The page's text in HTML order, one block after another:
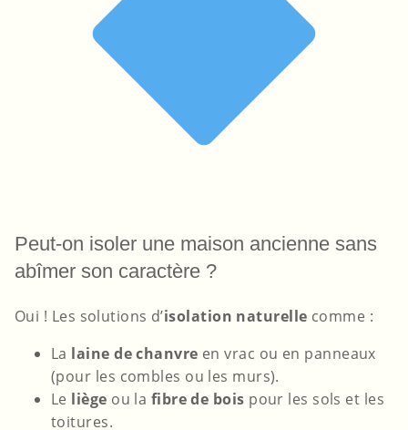
Peut-on isoler une maison ancienne sans
abîmer son caractère ?
Oui ! Les solutions d’isolation naturelle comme :
La laine de chanvre en vrac ou en panneaux
(pour les combles ou les murs).
Le liège ou la fibre de bois pour les sols et les
toitures.